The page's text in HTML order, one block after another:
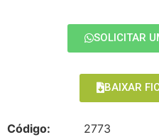
SOLICITAR
BAIXAR
Código:
2773